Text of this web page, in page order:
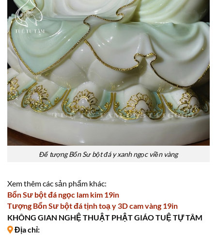
Đế tượng Bổn Sư bột đá y xanh ngọc viền vàng
Xem thêm các sản phẩm khác:
Bổn Sư bột đá ngọc lam kim 19in
Tượng Bổn Sư bột đá tịnh toạ y 3D cam vàng 19in
KHÔNG GIAN NGHỆ THUẬT PHẬT GIÁO TUỆ TỰ TÂM
Địa chỉ: